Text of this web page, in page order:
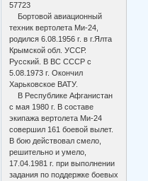
57723
Бортовой авиационный
техник вертолета Ми-24,
родился 6.08.1956 г. в г.Ялта
Крымской обл. УССР.
Русский. В ВС СССР с
5.08.1973 г. Окончил
Харьковское ВАТУ.
В Республике Афганистан
с мая 1980 г. В составе
экипажа вертолета Ми-24
совершил 161 боевой вылет.
В бою действовал смело,
решительно и умело,
17.04.1981 г. при выполнении
задания по поддержке боевых